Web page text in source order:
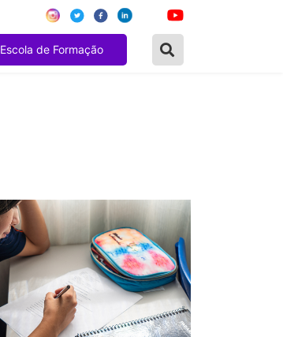
Escola de Formação